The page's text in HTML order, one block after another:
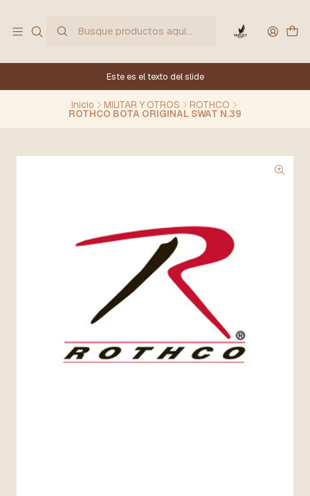
Este es el texto del slide
Inicio MILITAR Y OTROS ROTHCO
ROTHCO BOTA ORIGINAL SWAT N.39